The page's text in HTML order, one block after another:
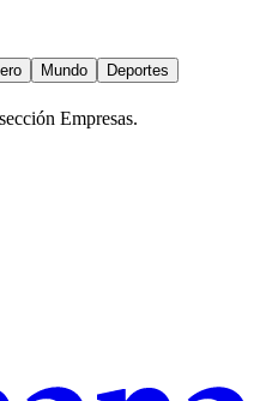
Mundo
Deportes
Empresas.